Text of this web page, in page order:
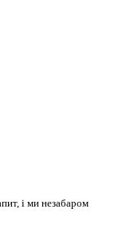
і ми незабаром